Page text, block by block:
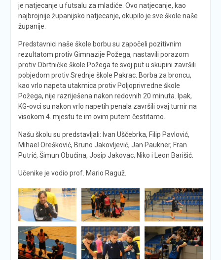
je natjecanje u futsalu za mladiće. Ovo natjecanje, kao
najbrojnije županijsko natjecanje, okupilo je sve škole naše
županije.
Predstavnici naše škole borbu su započeli pozitivnim
rezultatom protiv Gimnazije Požega, nastavili porazom
protiv Obrtničke škole Požega te svoj put u skupini završili
pobjedom protiv Srednje škole Pakrac. Borba za broncu,
kao vrlo napeta utakmica protiv Poljoprivredne škole
Požega, nije razriješena nakon redovnih 20 minuta. Ipak,
KG-ovci su nakon vrlo napetih penala završili ovaj turnir na
visokom 4. mjestu te im ovim putem čestitamo.
Našu školu su predstavljali: Ivan Uščebrka, Filip Pavlović,
Mihael Orešković, Bruno Jakovljević, Jan Paukner, Fran
Putrić, Šimun Obućina, Josip Jakovac, Niko i Leon Barišić.
Učenike je vodio prof. Mario Raguž.